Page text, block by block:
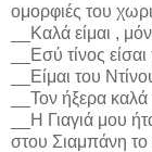
ομορφιές του
__Καλά είμαι ,
__Εσύ τίνος
__Είμαι του
__Τον ήξερα
__Η Γιαγιά μου
στου Σιαμπάνη το